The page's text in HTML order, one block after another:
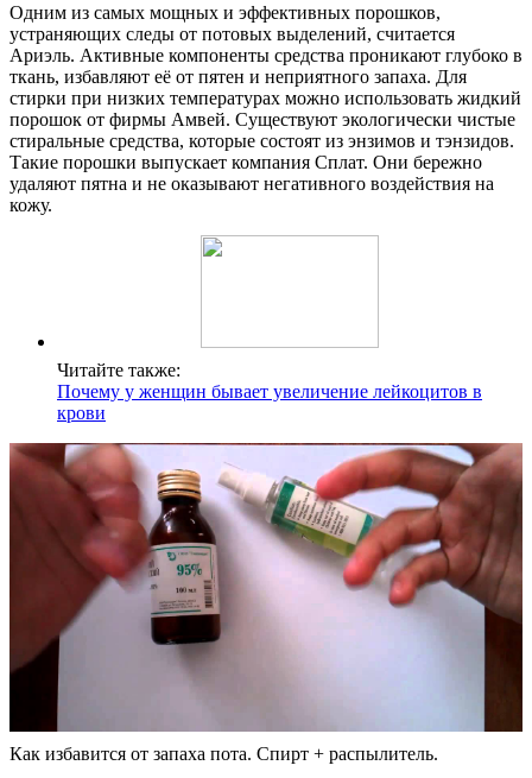
Одним из самых мощных и эффективных порошков,
устраняющих следы от потовых выделений, считается
Ариэль. Активные компоненты средства проникают глубоко в
ткань, избавляют её от пятен и неприятного запаха. Для
стирки при низких температурах можно использовать жидкий
порошок от фирмы Амвей. Существуют экологически чистые
стиральные средства, которые состоят из энзимов и тэнзидов.
Такие порошки выпускает компания Сплат. Они бережно
удаляют пятна и не оказывают негативного воздействия на
кожу.
Читайте также:
Почему у женщин бывает увеличение лейкоцитов в
крови
Как избавится от запаха пота. Спирт + распылитель.